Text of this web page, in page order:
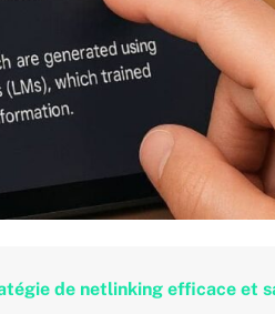
de netlinking efficace et